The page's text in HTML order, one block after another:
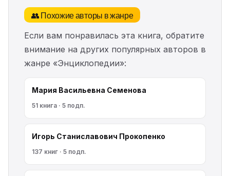
👥 Похожие авторы в жанре
Если вам понравилась эта книга, обратите
внимание на других популярных авторов в
жанре «Энциклопедии»:
Мария Васильевна Семенова
51 книга · 5 подп.
Игорь Станиславович Прокопенко
137 книг · 5 подп.